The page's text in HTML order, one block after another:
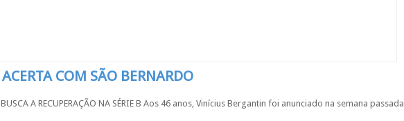
COM SÃO BERNARDO
BUSCA A RECUPERAÇÃO NA SÉRIE B Aos 46 anos, Vinícius Bergantin foi anunciado na semana passada